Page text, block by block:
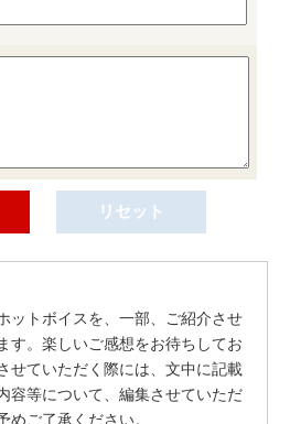
ットボイスを、一部、ご紹介させ
す。楽しいご感想をお待ちしてお
せていただく際には、文中に記載
容等について、編集させていただ
めご了承ください。